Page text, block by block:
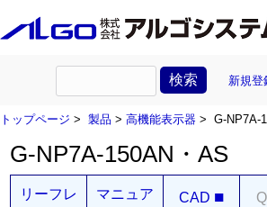
新規登
トップページ > 製品 > 高機能表示器 > G-NP7A-
G-NP7A-150AN・AS
リーフレ マニュア CAD ■